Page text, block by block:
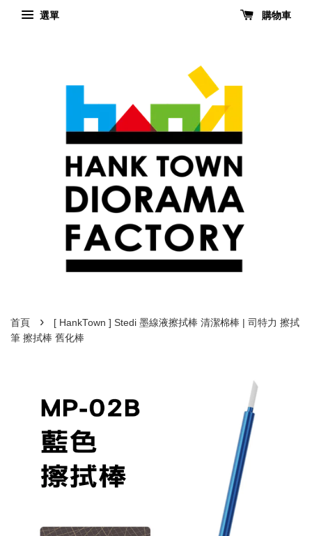
選單 購物車
首頁 ›
[ HankTown ] Stedi 墨線液擦拭棒 清潔棉棒 | 司特力 擦拭
筆 擦拭棒 舊化棒